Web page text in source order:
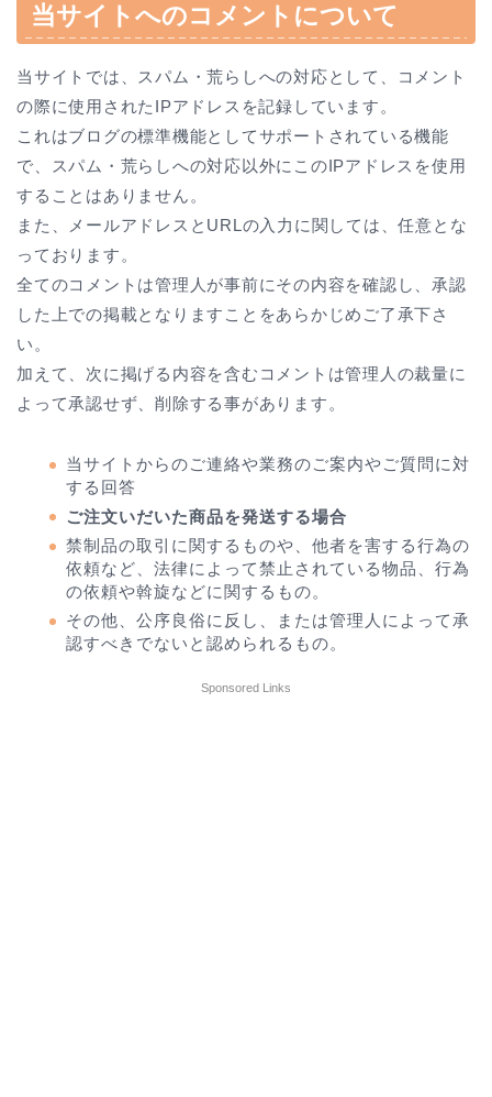
当サイトへのコメントについて
当サイトでは、スパム・荒らしへの対応として、コメント
の際に使用されたIPアドレスを記録しています。
これはブログの標準機能としてサポートされている機能
で、スパム・荒らしへの対応以外にこのIPアドレスを使用
することはありません。
また、メールアドレスとURLの入力に関しては、任意とな
っております。
全てのコメントは管理人が事前にその内容を確認し、承認
した上での掲載となりますことをあらかじめご了承下さ
い。
加えて、次に掲げる内容を含むコメントは管理人の裁量に
よって承認せず、削除する事があります。
当サイトからのご連絡や業務のご案内やご質問に対
する回答
ご注文いだいた商品を発送する場合
禁制品の取引に関するものや、他者を害する行為の
依頼など、法律によって禁止されている物品、行為
の依頼や斡旋などに関するもの。
その他、公序良俗に反し、または管理人によって承
認すべきでないと認められるもの。
Sponsored Links